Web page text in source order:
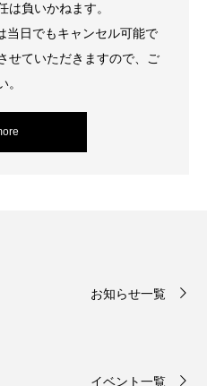
は負いかねます。
日でもキャンセル可能で
せていただきますので、ご
。
お知らせ一覧
イベント一覧